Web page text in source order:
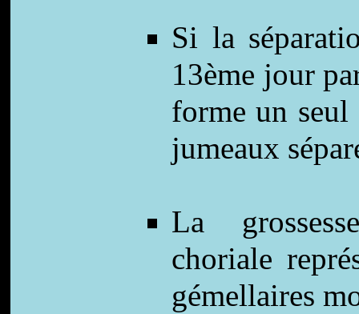
Si la
13ème jour
forme un
jumeaux
La
choriale
gémellaires